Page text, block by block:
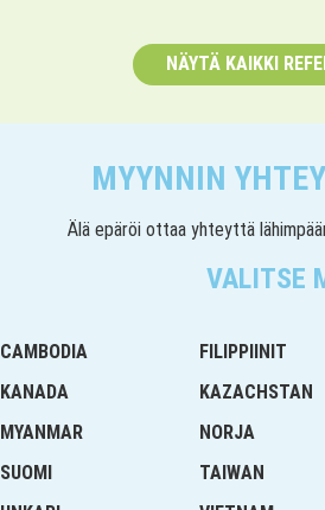
NÄYTÄ KAIKKI
MYYNNIN
Älä epäröi ottaa yhteyttä
VALITSE
CAMBODIA FILIPPIINIT
KANADA KAZACHSTAN
MYANMAR NORJA
SUOMI TAIWAN